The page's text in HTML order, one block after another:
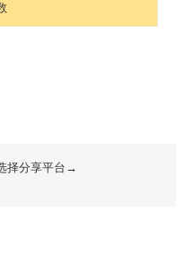
择分享平台→